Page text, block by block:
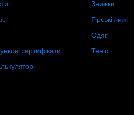
сертифікати
Знижки
Гірські лижі
Одяг
Теніс